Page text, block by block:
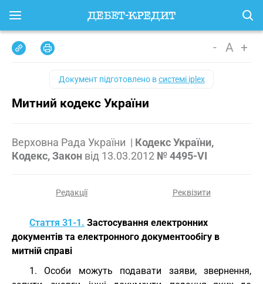
- A +
Документ підготовлено всистемі iplex
Митний кодекс України
Верховна Рада України | Кодекс України,
Кодекс, Закон від 13.03.2012 № 4495-VI
Редакції Реквізити
Стаття 31-1. Застосування електронних
документів та електронного документообігу в
митній справі
1. Особи можуть подавати заяви, звернення,